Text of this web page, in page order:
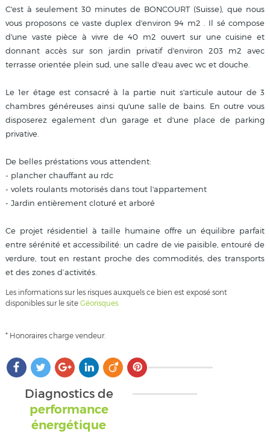
C'est à seulement 30 minutes de BONCOURT (Suisse), que nous
vous proposons ce vaste duplex d'environ 94 m2 . Il sé compose
d'une vaste pièce à vivre de 40 m2 ouvert sur une cuisine et
donnant accès sur son jardin privatif d'environ 203 m2 avec
terrasse orientée plein sud, une salle d'eau avec wc et douche.
Le 1er étage est consacré à la partie nuit s'articule autour de 3
chambres généreuses ainsi qu'une salle de bains. En outre vous
disposerez egalement d'un garage et d'une place de parking
privative.
De belles préstations vous attendent:
- plancher chauffant au rdc
- volets roulants motorisés dans tout l'appartement
- Jardin entièrement cloturé et arboré
Ce projet résidentiel à taille humaine offre un équilibre parfait
entre sérénité et accessibilité: un cadre de vie paisible, entouré de
verdure, tout en restant proche des commodités, des transports
et des zones d’activités.
Les informations sur les risques auxquels ce bien est exposé sont
disponibles sur le site Géorisques
* Honoraires charge vendeur.
Diagnostics de
performance
énergétique